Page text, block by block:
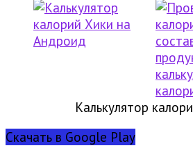
Калькулятор
Скачать в Google Play